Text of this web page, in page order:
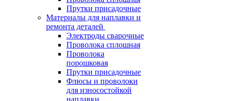
Прутки присадочные
Материалы для наплавки и
ремонта деталей
Электроды сварочные
Проволока сплошная
Проволока
порошковая
Прутки присадочные
Флюсы и проволоки
для износостойкой
наплавки